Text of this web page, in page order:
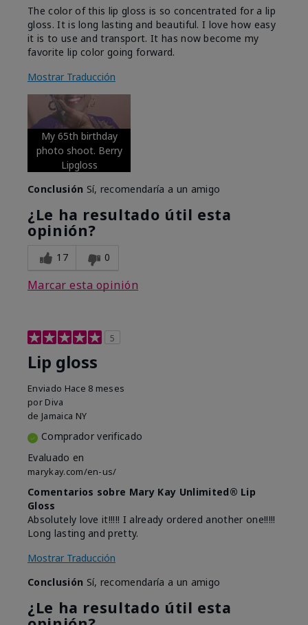
The color of this lip gloss is so concentrated for a lip
gloss. It is long lasting and beautiful. I love how easy
it is to use and transport. It has now become my
favorite lip color going forward.
Mostrar Traducción
My 65th birthday
photo shoot. Berry
Lipgloss
Conclusión Sí, recomendaría a un amigo
¿Le ha resultado útil esta
opinión?
17 0
Marcar esta opinión
5
Lip gloss
Enviado Hace 8 meses
por Diva
de Jamaica NY
Comprador verificado
Evaluado en
marykay.com/en-us/
Comentarios sobre Mary Kay Unlimited® Lip
Gloss
Absolutely love it!!!!! I already ordered another one!!!!!
Long lasting and pretty.
Mostrar Traducción
Conclusión Sí, recomendaría a un amigo
¿Le ha resultado útil esta